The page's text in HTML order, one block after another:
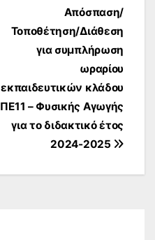
Απόσπαση/
Τοποθέτηση/Διάθεση
για συμπλήρωση
ωραρίου
εκπαιδευτικών κλάδου
ΠΕ11 – Φυσικής Αγωγής
για το διδακτικό έτος
2024-2025